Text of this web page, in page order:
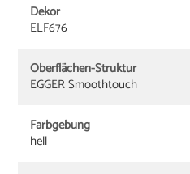
Dekor
ELF676
Oberflächen-Struktur
EGGER Smoothtouch
Farbgebung
hell